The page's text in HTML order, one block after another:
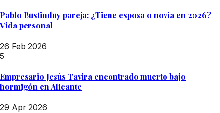
Pablo Bustinduy pareja: ¿Tiene esposa o novia en 2026?
Vida personal
26 Feb 2026
5
Empresario Jesús Tavira encontrado muerto bajo
hormigón en Alicante
29 Apr 2026